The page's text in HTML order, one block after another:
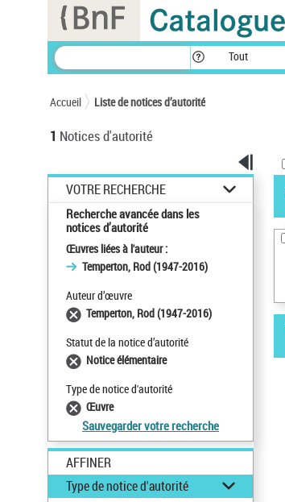
Tout
Accueil Liste de notices d’autorité
1 Notices d'autorité
VOTRE RECHERCHE
Recherche avancée dans les
notices d’autorité
Œuvres liées à l'auteur :
Temperton, Rod (1947-2016)
Auteur d’œuvre
Temperton, Rod (1947-2016)
Statut de la notice d’autorité
Notice élémentaire
Type de notice d'autorité
Œuvre
Sauvegarder votre recherche
AFFINER
Type de notice d'autorité
Panneau de gestion des cookies